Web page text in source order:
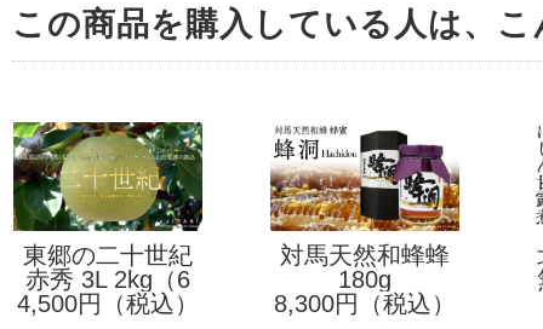
この商品を購入している人は、
東郷の二十世紀
梨【特選】
赤秀 3L 2kg（6
玉）
4,500円（税込）
対馬天然和蜂蜂
蜜「蜂洞」
180g
8,300円（税込）